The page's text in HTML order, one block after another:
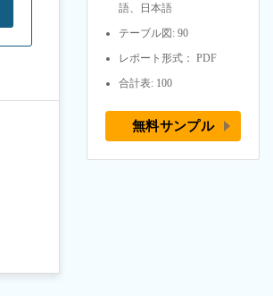
語、日本語
テーブル図: 90
レポート形式： PDF
合計表: 100
無料サンプル